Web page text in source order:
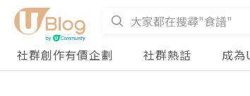
社群創作有價企劃
社群熱話 成